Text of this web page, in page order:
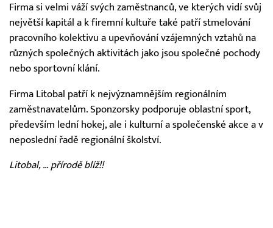
Firma si velmi váží svých zaměstnanců, ve kterých vidí svůj
největší kapitál a k firemní kultuře také patří stmelování
pracovního kolektivu a upevňování vzájemných vztahů na
různých společných aktivitách jako jsou společné pochody
nebo sportovní klání.
Firma Litobal patří k nejvýznamnějším regionálním
zaměstnavatelům. Sponzorsky podporuje oblastní sport,
především lední hokej, ale i kulturní a společenské akce a v
neposlední řadě regionální školství.
Litobal, … přírodě blíž!!